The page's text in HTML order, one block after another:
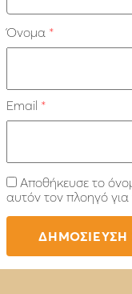
Όνομα *
Email *
Αποθήκευσε το
αυτόν τον πλοηγό